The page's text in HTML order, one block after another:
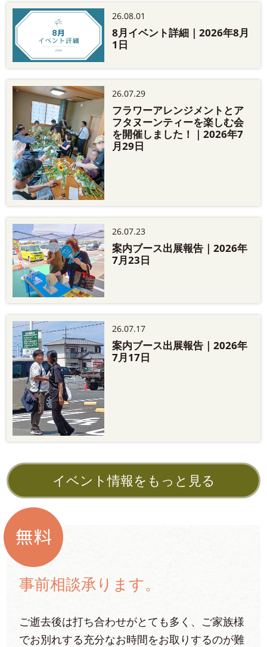
26.08.01
8月イベント詳細｜2026年8月
1日
26.07.29
フラワーアレンジメントとア
フタヌーンティーを楽しむ会
を開催しました！｜2026年7
月29日
26.07.23
案内ブース出展報告｜2026年
7月23日
26.07.17
案内ブース出展報告｜2026年
7月17日
イベント情報をもっと見る
無料
事前相談承ります。
ご逝去後は打ち合わせがとても多く、ご家族様
でお別れする充分なお時間をお取りするのが難